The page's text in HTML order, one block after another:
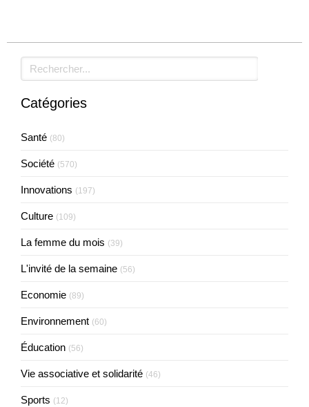
Rechercher
Catégories
Santé (80)
Société (570)
Innovations (197)
Culture (109)
La femme du mois (39)
L'invité de la semaine (56)
Economie (89)
Environnement (60)
Éducation (56)
Vie associative et solidarité (46)
Sports (12)